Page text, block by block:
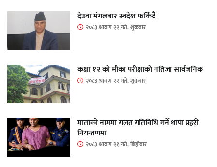
देउवा मंगलबार स्वदेश फर्किंदै
२०८३ श्रावण २२ गते, शुक्रबार
कक्षा १२ को मौका परीक्षाको नतिजा सार्वजनिक
२०८३ श्रावण २२ गते, शुक्रबार
माताकाे नाममा गलत गतिविधि गर्ने थापा प्रहरी
नियन्त्रणमा
२०८३ श्रावण २१ गते, बिहीबार